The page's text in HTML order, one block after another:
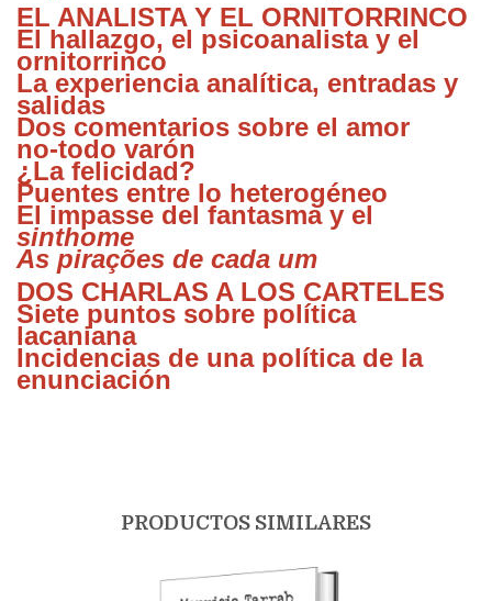
EL ANALISTA Y EL ORNITORRINCO
El hallazgo, el psicoanalista y el
ornitorrinco
La experiencia analítica, entradas y
salidas
Dos comentarios sobre el amor
no-todo varón
¿La felicidad?
Puentes entre lo heterogéneo
El impasse del fantasma y el
sinthome
As pirações de cada um
DOS CHARLAS A LOS CARTELES
Siete puntos sobre política
lacaniana
Incidencias de una política de la
enunciación
PRODUCTOS SIMILARES